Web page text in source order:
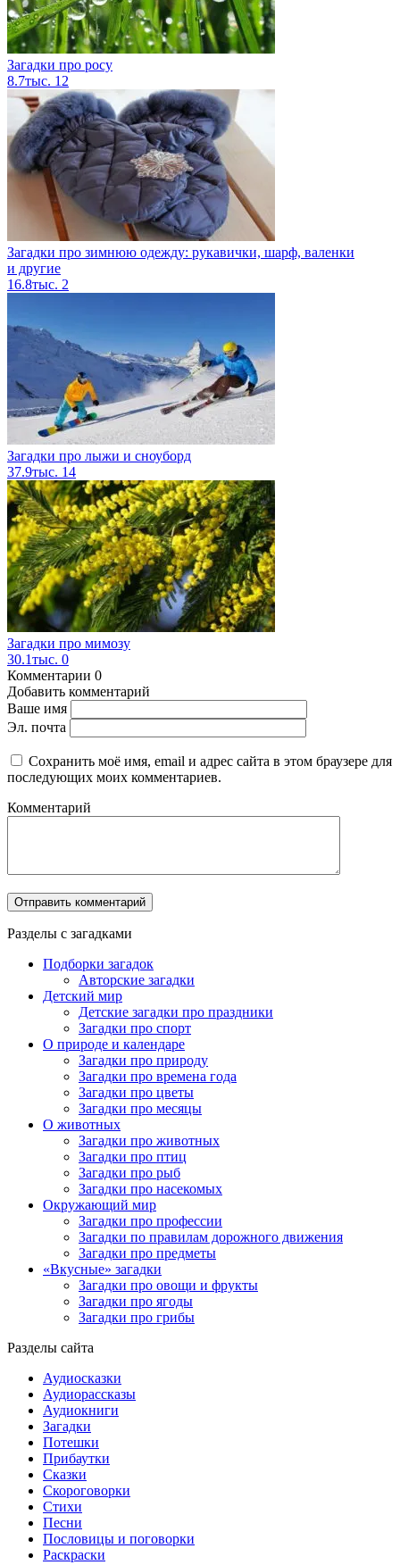
Загадки про росу
8.7тыс. 12
Загадки про зимнюю одежду: рукавички, шарф, валенки
и другие
16.8тыс. 2
Загадки про лыжи и сноуборд
37.9тыс. 14
Загадки про мимозу
30.1тыс. 0
Комментарии 0
Добавить комментарий
Ваше имя
Эл. почта
Сохранить моё имя, email и адрес сайта в этом браузере для
последующих моих комментариев.
Комментарий
Разделы с загадками
Подборки загадок
Авторские загадки
Детский мир
Детские загадки про праздники
Загадки про спорт
О природе и календаре
Загадки про природу
Загадки про времена года
Загадки про цветы
Загадки про месяцы
О животных
Загадки про животных
Загадки про птиц
Загадки про рыб
Загадки про насекомых
Окружающий мир
Загадки про профессии
Загадки по правилам дорожного движения
Загадки про предметы
«Вкусные» загадки
Загадки про овощи и фрукты
Загадки про ягоды
Загадки про грибы
Разделы сайта
Аудиосказки
Аудиорассказы
Аудиокниги
Загадки
Потешки
Прибаутки
Сказки
Скороговорки
Стихи
Песни
Пословицы и поговорки
Раскраски